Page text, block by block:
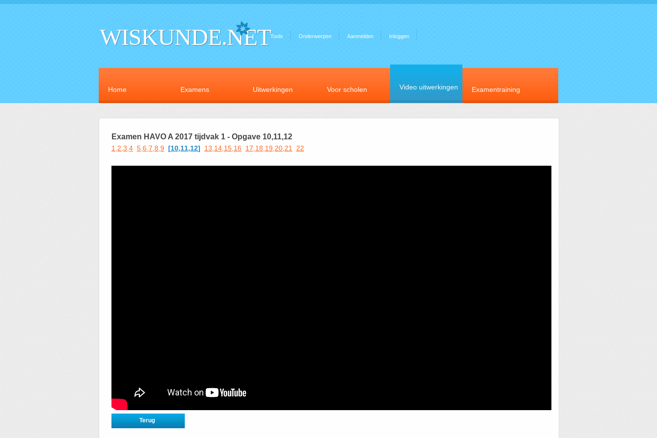
WISKUNDE.NETTools Onderwerpen Aanmelden Inloggen
Home Examens Uitwerkingen Voor scholen Video uitwerkingen Examentraining
Examen HAVO A 2017 tijdvak 1 - Opgave 10,11,12
1,2,3,4 5,6,7,8,9 [10,11,12] 13,14,15,16 17,18,19,20,21 22